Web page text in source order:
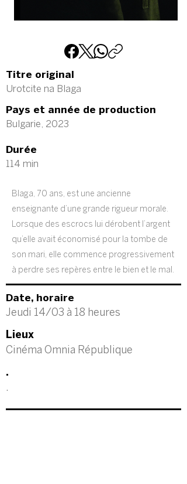
Titre original
Urotcite na Blaga
Pays et année de production
Bulgarie, 2023
Durée
114 min
Blaga, 70 ans, est une ancienne
enseignante d’une grande rigueur morale.
Lorsque des escrocs lui dérobent l’argent
qu’elle avait économisé pour la tombe de
son mari, elle commence progressivement
à perdre ses repères entre le bien et le mal.
Date, horaire
Jeudi 14/03 à 18 heures
Lieux
Cinéma Omnia République
.
.